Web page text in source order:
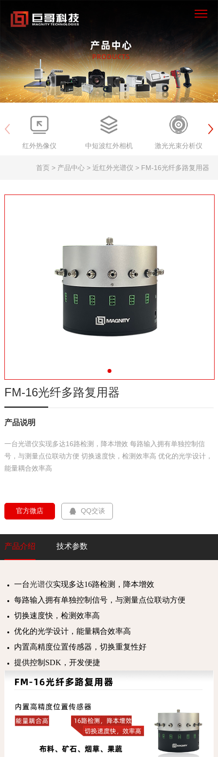
×
首页
产品中心
新闻资讯
关于我们
红外热像仪 中短波红外相机 激光光束分析仪
首页 > 产品中心 > 近红外光谱仪 > FM-16光纤多路复用器
FM-16光纤多路复用器
产品说明
一台光谱仪实现多达16路检测，降本增效 每路输入拥有单独控制信
号，与测量点位联动方便 切换速度快，检测效率高 优化的光学设计，
能量耦合效率高
  官方微店
QQ交谈
产品介绍 技术参数
一台光谱仪实现多达16路检测，降本增效
每路输入拥有单独控制信号，与测量点位联动方便
切换速度快，检测效率高
优化的光学设计，能量耦合效率高
内置高精度位置传感器，切换重复性好
提供控制SDK，开发便捷